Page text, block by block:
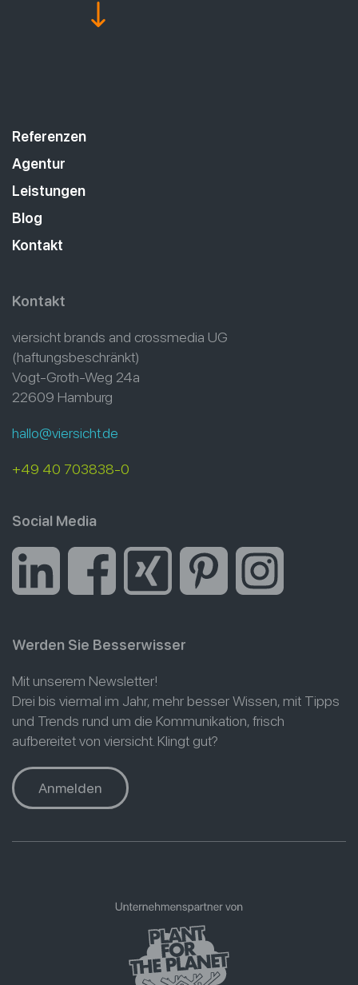
Referenzen
Agentur
Leistungen
Blog
Kontakt
Kontakt
viersicht brands and crossmedia UG
(haftungsbeschränkt)
Vogt-Groth-Weg 24a
22609 Hamburg
hallo@viersicht.de
+49 40 703838-0
Social Media
Werden Sie Besserwisser
Mit unserem Newsletter!
Drei bis viermal im Jahr, mehr besser Wissen, mit Tipps
und Trends rund um die Kommunikation, frisch
aufbereitet von viersicht. Klingt gut?
Anmelden